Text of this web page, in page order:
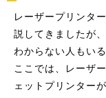
レーザープリンタ
説してきましたが
わからない人もい
ここでは、レーザ
ェットプリンター